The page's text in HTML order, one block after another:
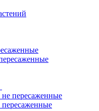
пересаженные